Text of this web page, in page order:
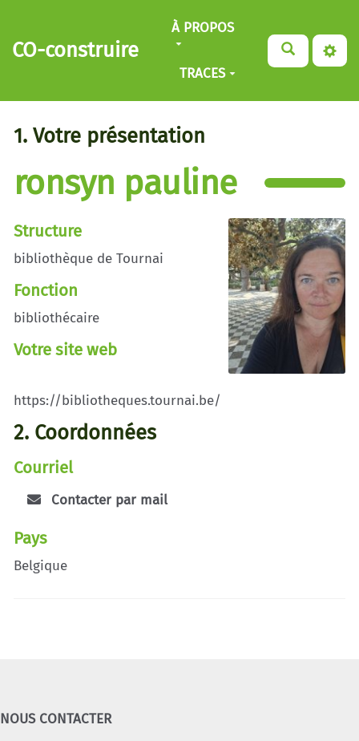
Aller au contenu principal
CO-construire
À PROPOS
TRACES
1. Votre présentation
ronsyn pauline
Structure
bibliothèque de Tournai
Fonction
bibliothécaire
Votre site web
https://bibliotheques.tournai.be/
2. Coordonnées
Courriel
Contacter par mail
Pays
Belgique
NOUS CONTACTER